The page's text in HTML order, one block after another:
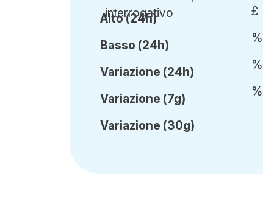
Alto (24h)
Basso (24h)
Variazione (24h)
Variazione (7g)
Variazione (30g)
£
%
%
%